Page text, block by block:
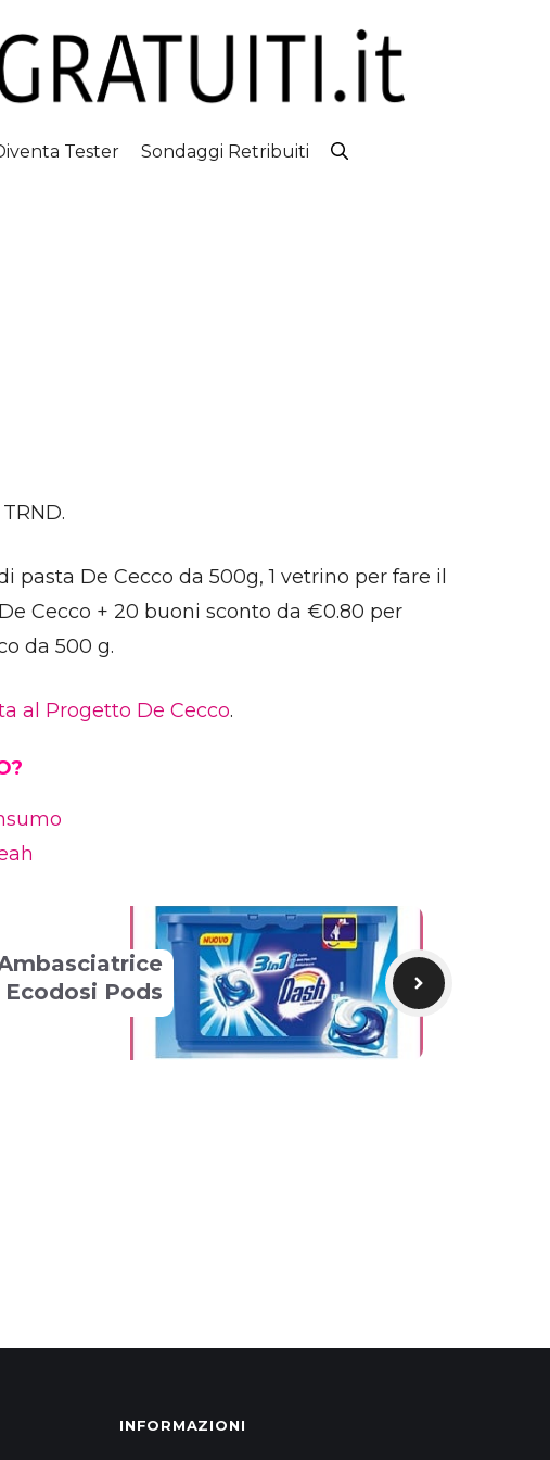
Tester Sondaggi Retribuiti
pasta De Cecco da 500g, 1 vetrino per fare il
Cecco + 20 buoni sconto da €0.80 per
da 500 g.
al Progetto De Cecco.
Ecodosi Pods
INFORMAZIONI